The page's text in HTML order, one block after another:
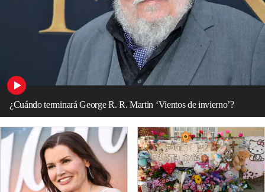
¿Cuándo terminará George R. R. Martin ‘Vientos de invierno’?